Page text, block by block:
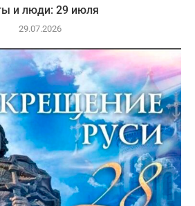
и люди: 29 июля
29.07.2026